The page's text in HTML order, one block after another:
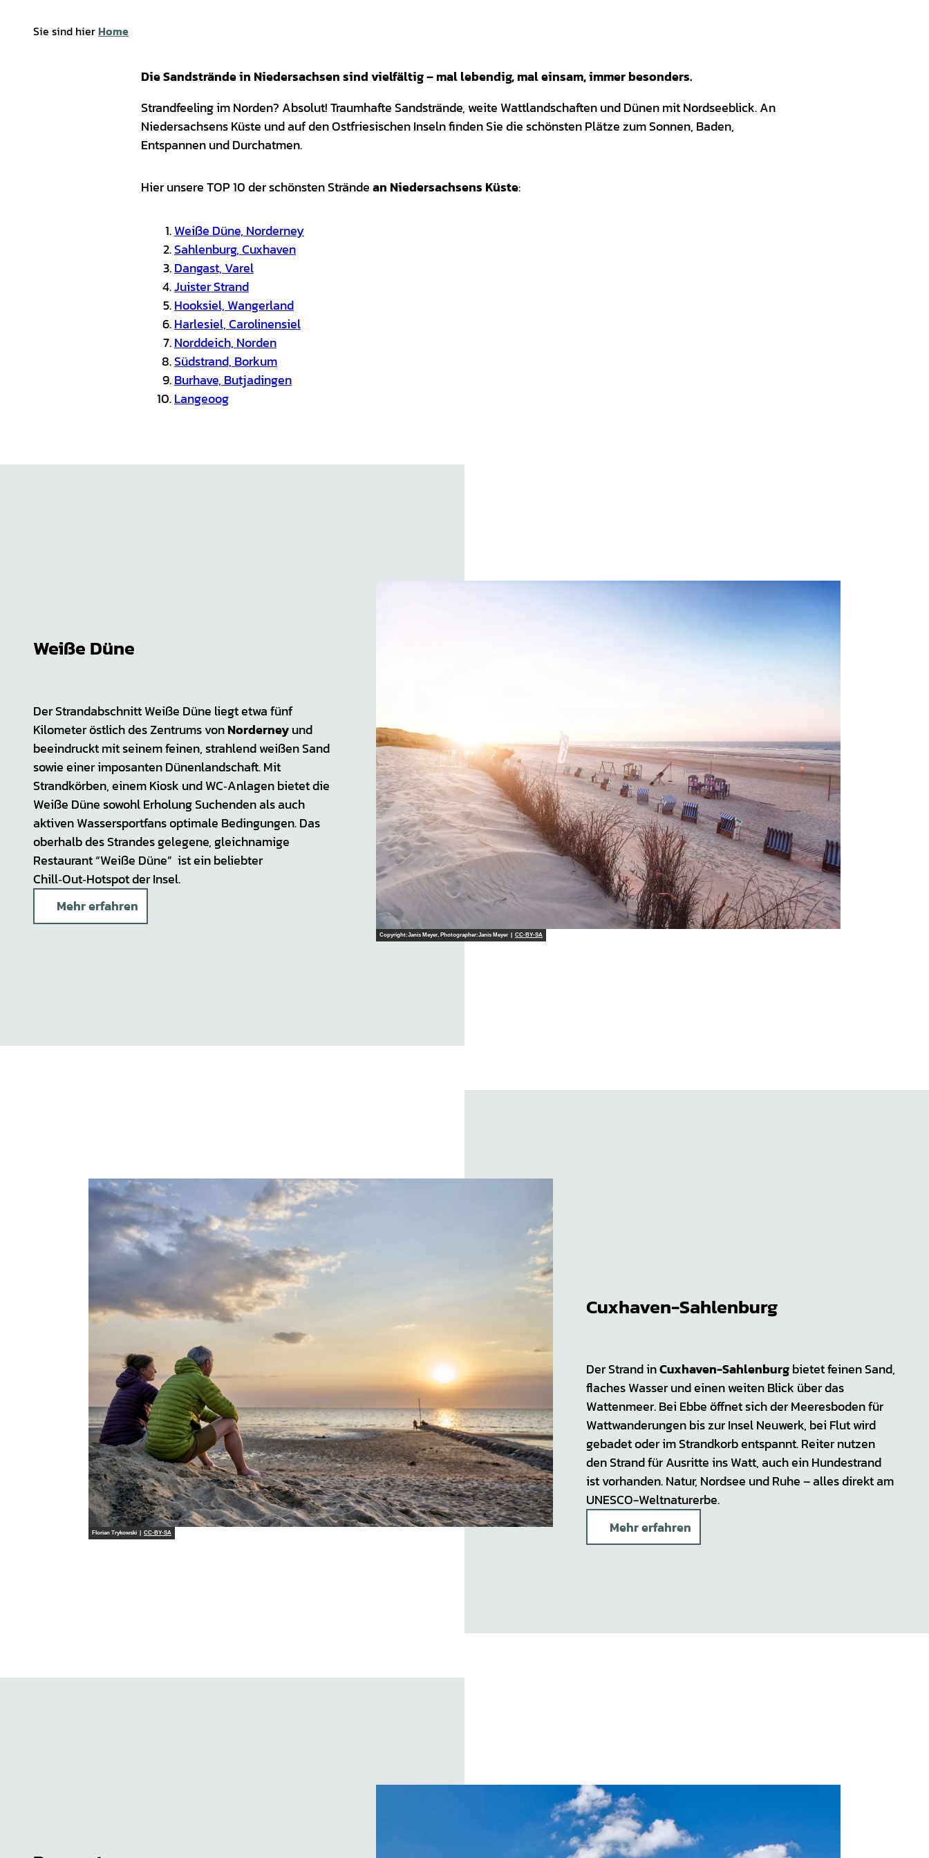
Sie sind hierHome
Die Sandstrände in Niedersachsen sind vielfältig – mal lebendig, mal einsam, immer besonders.
Strandfeeling im Norden? Absolut! Traumhafte Sandstrände, weite Wattlandschaften und Dünen mit Nordseeblick. An
Niedersachsens Küste und auf den Ostfriesischen Inseln finden Sie die schönsten Plätze zum Sonnen, Baden,
Entspannen und Durchatmen.
Hier unsere TOP 10 der schönsten Strändean Niedersachsens Küste:
Weiße Düne, Norderney
Sahlenburg, Cuxhaven
Dangast, Varel
Juister Strand
Hooksiel, Wangerland
Harlesiel, Carolinensiel
Norddeich, Norden
Südstrand, Borkum
Burhave, Butjadingen
Langeoog
Weiße Düne
Der Strandabschnitt Weiße Düne liegt etwa fünf
Kilometer östlich des Zentrums vonNorderneyund
beeindruckt mit seinem feinen, strahlend weißen Sand
sowie einer imposanten Dünenlandschaft. Mit
Strandkörben, einem Kiosk und WC‑Anlagen bietet die
Weiße Düne sowohl Erholung Suchenden als auch
aktiven Wassersportfans optimale Bedingungen. Das
oberhalb des Strandes gelegene, gleichnamige
Restaurant “Weiße Düne” ist ein beliebter
Chill‑Out‑Hotspot der Insel.
Mehr erfahren
Copyright:Janis Meyer, Photographer:Janis Meyer | CC-BY-SA
Cuxhaven-Sahlenburg
Der Strand inCuxhaven-Sahlenburgbietet feinen Sand,
flaches Wasser und einen weiten Blick über das
Wattenmeer. Bei Ebbe öffnet sich der Meeresboden für
Wattwanderungen bis zur Insel Neuwerk, bei Flut wird
gebadet oder im Strandkorb entspannt. Reiter nutzen
den Strand für Ausritte ins Watt, auch ein Hundestrand
ist vorhanden. Natur, Nordsee und Ruhe – alles direkt am
UNESCO-Weltnaturerbe.
Mehr erfahren
Florian Trykowski | CC-BY-SA